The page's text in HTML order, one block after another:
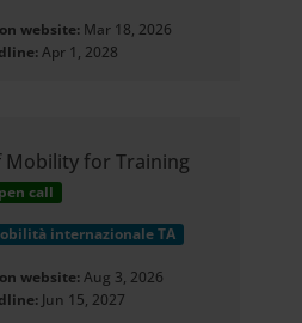
website: Mar 18, 2026
Apr 1, 2028
Mobility for Training
call
internazionale TA
website:Aug 3, 2026
Jun 15, 2027